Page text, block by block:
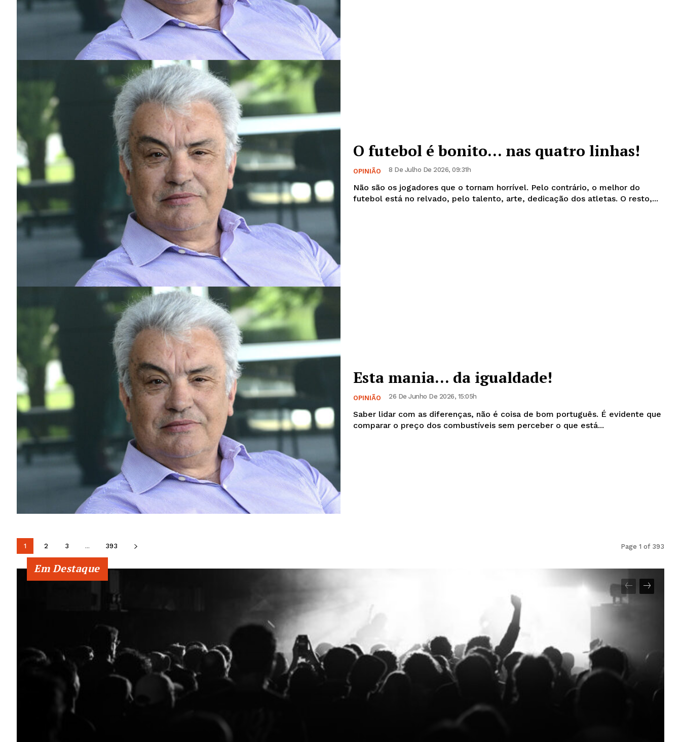
O futebol é bonito… nas quatro linhas!
OPINIÃO 8 De Julho De 2026, 09:31h
Não são os jogadores que o tornam horrível. Pelo contrário, o melhor do
futebol está no relvado, pelo talento, arte, dedicação dos atletas. O resto,...
Esta mania… da igualdade!
OPINIÃO 26 De Junho De 2026, 15:05h
Saber lidar com as diferenças, não é coisa de bom português. É evidente que
comparar o preço dos combustíveis sem perceber o que está...
1 2 3 ... 393 Page 1 of 393
Em Destaque